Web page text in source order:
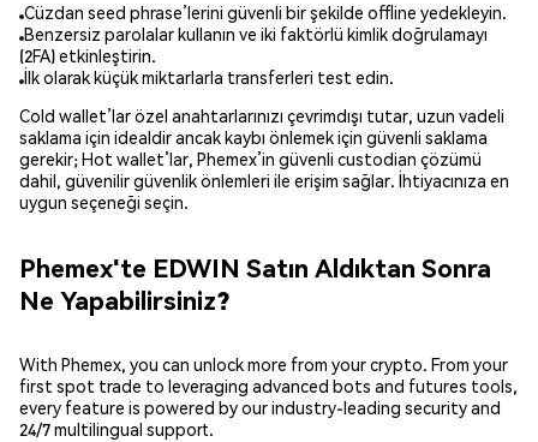
Cüzdan seed phrase’lerini güvenli bir şekilde offline yedekleyin.
Benzersiz parolalar kullanın ve iki faktörlü kimlik doğrulamayı
(2FA) etkinleştirin.
İlk olarak küçük miktarlarla transferleri test edin.
Cold wallet’lar özel anahtarlarınızı çevrimdışı tutar, uzun vadeli
saklama için idealdir ancak kaybı önlemek için güvenli saklama
gerekir; Hot wallet’lar, Phemex’in güvenli custodian çözümü
dahil, güvenilir güvenlik önlemleri ile erişim sağlar. İhtiyacınıza en
uygun seçeneği seçin.
Phemex'te EDWIN Satın Aldıktan Sonra
Ne Yapabilirsiniz?
With Phemex, you can unlock more from your crypto. From your
first spot trade to leveraging advanced bots and futures tools,
every feature is powered by our industry-leading security and
24/7 multilingual support.